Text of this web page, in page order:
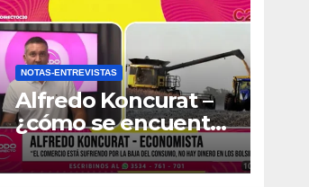
NOTAS-ENTREVISTAS
Alfredo Koncurat –
¿cómo se encuentra
la actividad
económica del país?